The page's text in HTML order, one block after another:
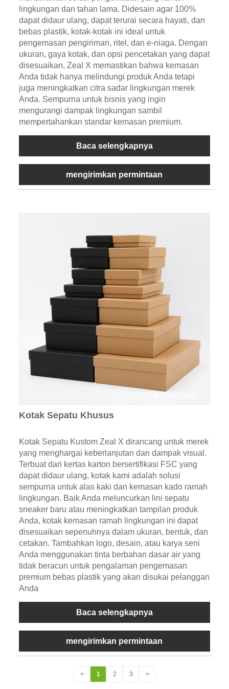
lingkungan dan tahan lama. Didesain agar 100%
dapat didaur ulang, dapat terurai secara hayati, dan
bebas plastik, kotak-kotak ini ideal untuk
pengemasan pengiriman, ritel, dan e-niaga. Dengan
ukuran, gaya kotak, dan opsi pencetakan yang dapat
disesuaikan, Zeal X memastikan bahwa kemasan
Anda tidak hanya melindungi produk Anda tetapi
juga meningkatkan citra sadar lingkungan merek
Anda. Sempurna untuk bisnis yang ingin
mengurangi dampak lingkungan sambil
mempertahankan standar kemasan premium.
Baca selengkapnya
mengirimkan permintaan
Kotak Sepatu Khusus
Kotak Sepatu Kustom Zeal X dirancang untuk merek
yang menghargai keberlanjutan dan dampak visual.
Terbuat dari kertas karton bersertifikasi FSC yang
dapat didaur ulang, kotak kami adalah solusi
sempurna untuk alas kaki dan kemasan kado ramah
lingkungan. Baik Anda meluncurkan lini sepatu
sneaker baru atau meningkatkan tampilan produk
Anda, kotak kemasan ramah lingkungan ini dapat
disesuaikan sepenuhnya dalam ukuran, bentuk, dan
cetakan. Tambahkan logo, desain, atau karya seni
Anda menggunakan tinta berbahan dasar air yang
tidak beracun untuk pengalaman pengemasan
premium bebas plastik yang akan disukai pelanggan
Anda
Baca selengkapnya
mengirimkan permintaan
< 1 2 3 >